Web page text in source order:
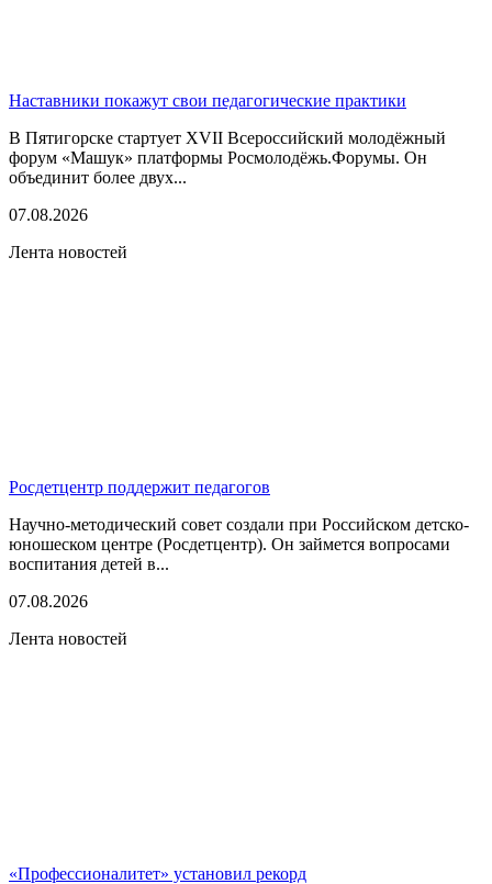
Наставники покажут свои педагогические практики
В Пятигорске стартует XVII Всероссийский молодёжный
форум «Машук» платформы Росмолодёжь.Форумы. Он
объединит более двух...
07.08.2026
Лента новостей
Росдетцентр поддержит педагогов
Научно-методический совет создали при Российском детско-
юношеском центре (Росдетцентр). Он займется вопросами
воспитания детей в...
07.08.2026
Лента новостей
«Профессионалитет» установил рекорд